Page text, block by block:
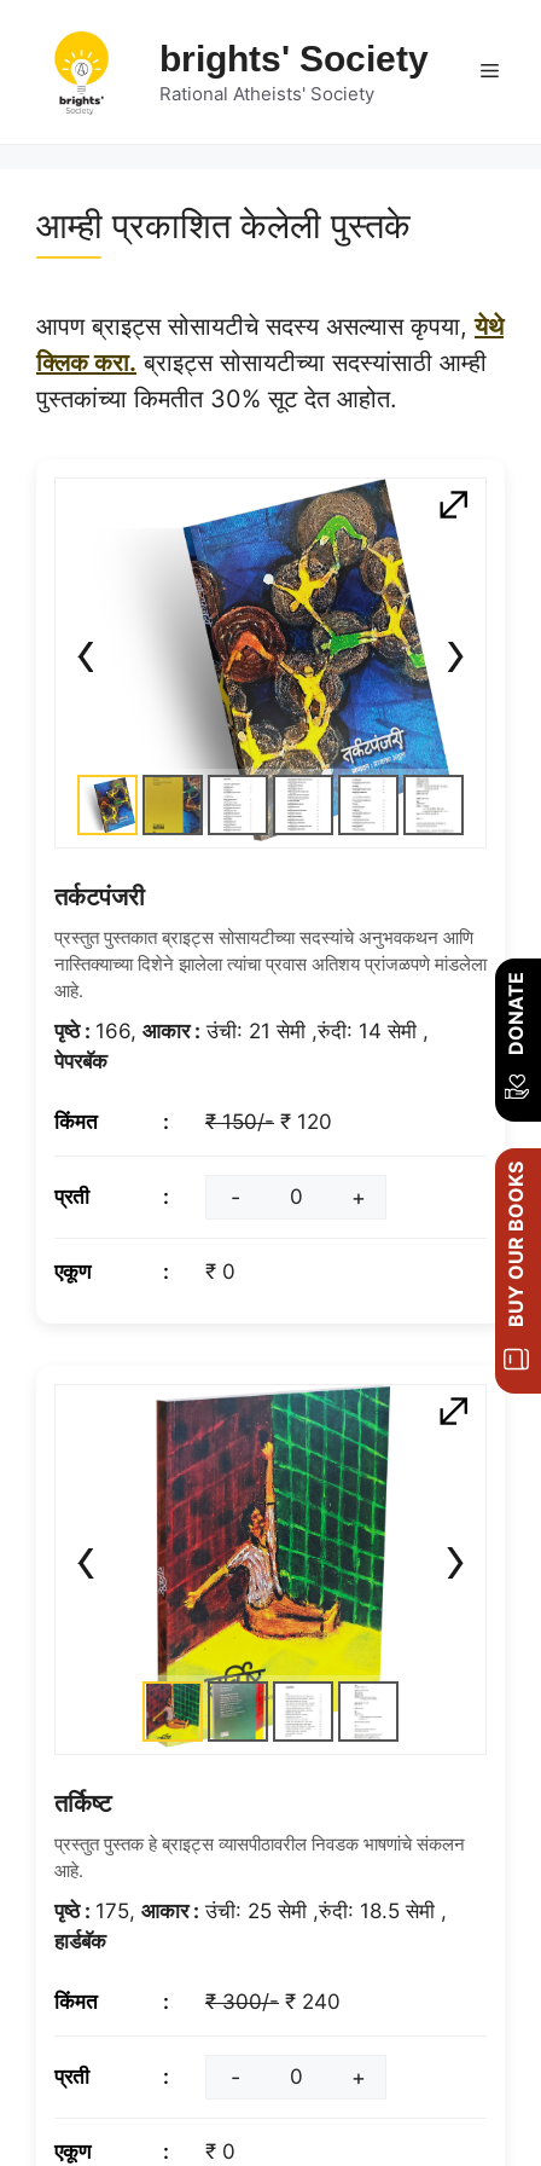
content
brights' Society
Rational Atheists' Society
आम्ही प्रकाशित केलेली पुस्तके
आपण ब्राइट्स सोसायटीचे सदस्य असल्यास कृपया,येथे
क्लिक करा. ब्राइट्स सोसायटीच्या सदस्यांसाठी आम्ही
पुस्तकांच्या किमतीत 30% सूट देत आहोत.
तर्कटपंजरी
प्रस्तुत पुस्तकात ब्राइट्स सोसायटीच्या सदस्यांचे अनुभवकथन आणि
नास्तिक्याच्या दिशेने झालेला त्यांचा प्रवास अतिशय प्रांजळपणे मांडलेला
आहे.
पृष्ठे : 166, आकार : उंची: 21 सेमी ,रुंदी: 14 सेमी ,
पेपरबॅक
किंमत ₹ 150/- ₹ 120
प्रती - +
एकूण ₹ 0
तर्किष्ट
प्रस्तुत पुस्तक हे ब्राइट्स व्यासपीठावरील निवडक भाषणांचे संकलन
आहे.
पृष्ठे : 175, आकार : उंची: 25 सेमी ,रुंदी: 18.5 सेमी ,
हार्डबॅक
किंमत ₹ 300/- ₹ 240
प्रती - +
एकूण ₹ 0
DONATE
BUY OUR BOOKS